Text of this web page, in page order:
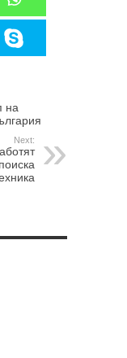
на
Next: